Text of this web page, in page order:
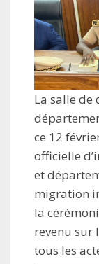
La salle
ce 12
officielle
et
migration
la
revenu sur
tous les